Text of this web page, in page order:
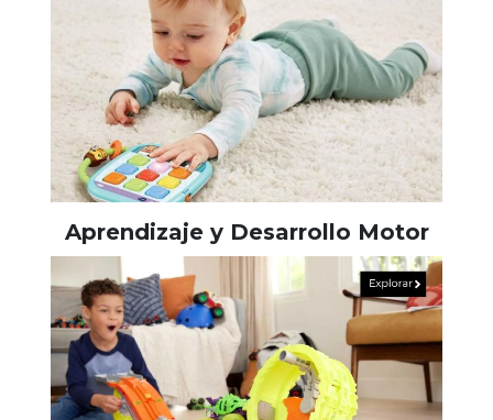
Aprendizaje y Desarrollo Motor